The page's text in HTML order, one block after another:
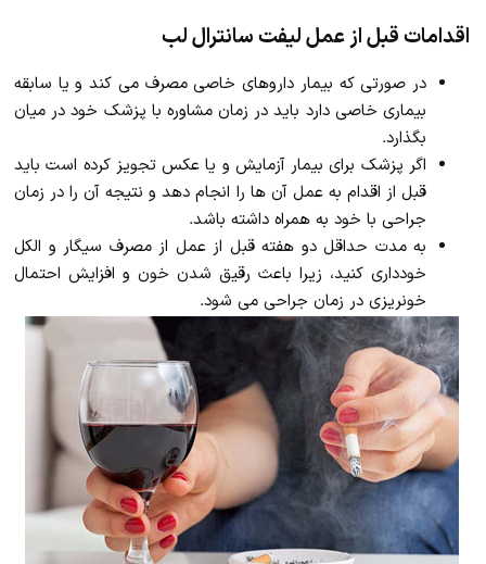
اقدامات قبل از عمل لیفت سانترال لب
در صورتی که بیمار داروهای خاصی مصرف می کند و یا سابقه
بیماری خاصی دارد باید در زمان مشاوره با پزشک خود در میان
بگذارد.
اگر پزشک برای بیمار آزمایش و یا عکس تجویز کرده است باید
قبل از اقدام به عمل آن ها را انجام دهد و نتیجه آن را در زمان
جراحی با خود به همراه داشته باشد.
به مدت حداقل دو هفته قبل از عمل از مصرف سیگار و الکل
خودداری کنید، زیرا باعث رقیق شدن خون و افزایش احتمال
خونریزی در زمان جراحی می شود.